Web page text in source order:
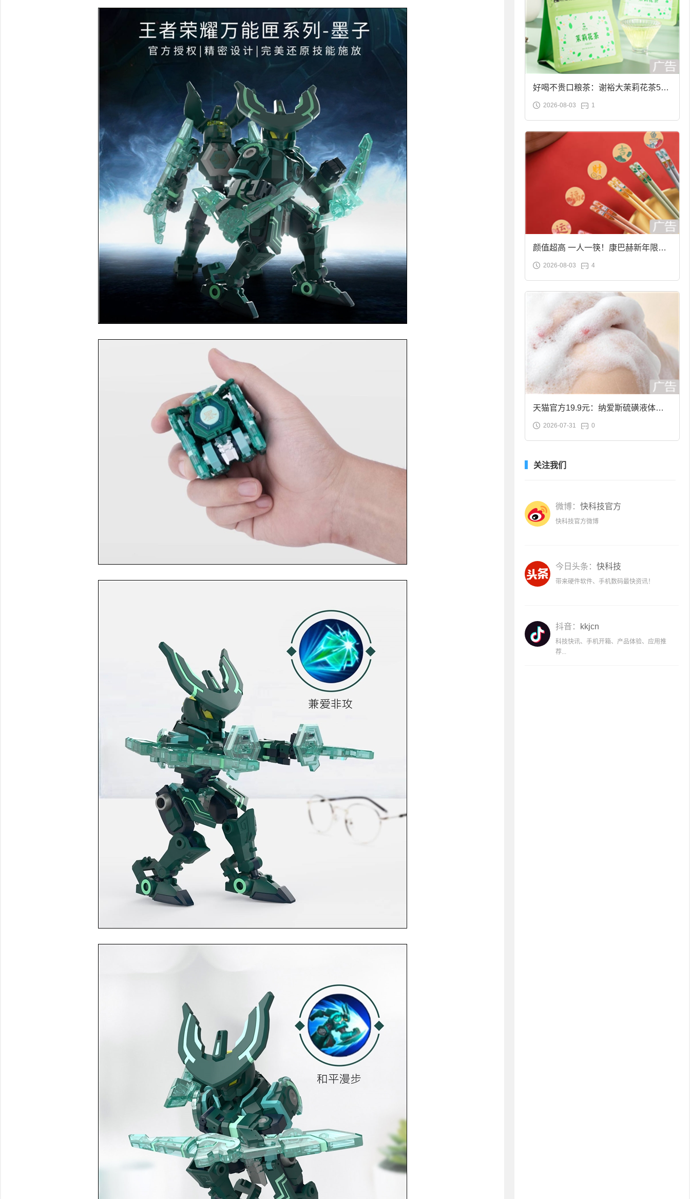
好喝不贵口粮茶：谢裕大茉莉花茶50g
袋装9.9元到手
2026-08-03 1
颜值超高 一人一筷！康巴赫新年限定
合金筷子大促：19.9元
2026-08-03 4
天猫官方19.9元：纳爱斯硫磺液体香
皂2斤大促
2026-07-31 0
关注我们
微博： 快科技官方
快科技官方微博
今日头条： 快科技
带来硬件软件、手机数码最快资讯！
抖音： kkjcn
科技快讯、手机开箱、产品体验、应用推
荐...